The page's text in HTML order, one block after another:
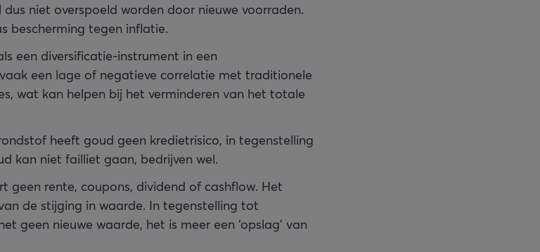
niet overspoeld worden door nieuwe voorraden.
bescherming tegen inflatie.
een diversificatie-instrument in een
een lage of negatieve correlatie met traditionele
wat kan helpen bij het verminderen van het totale
heeft goud geen kredietrisico, in tegenstelling
kan niet failliet gaan, bedrijven wel.
geen rente, coupons, dividend of cashflow. Het
de stijging in waarde. In tegenstelling tot
geen nieuwe waarde, het is meer een ‘opslag’ van